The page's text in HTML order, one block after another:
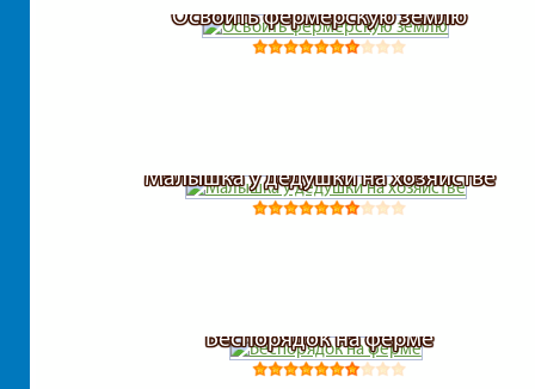
Освоить фермерскую землю
Малышка у дедушки на хозяйстве
Беспорядок на ферме